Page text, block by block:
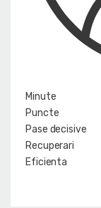
Minute
Puncte
Pase decisive
Recuperari
Eficienta